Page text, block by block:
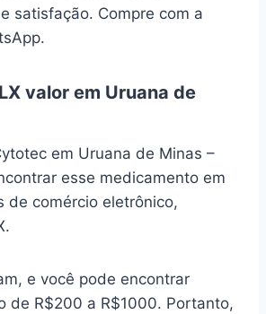
satisfação. Compre com a
valor em Uruana de
em Uruana de Minas –
esse medicamento em
de comércio eletrônico,
e você pode encontrar
de R$200 a R$1000. Portanto,